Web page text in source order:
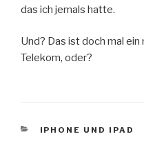
das ich jemals hatte.
Und? Das ist doch mal
Telekom, oder?
KATEGORIEN
IPHONE UND IPAD